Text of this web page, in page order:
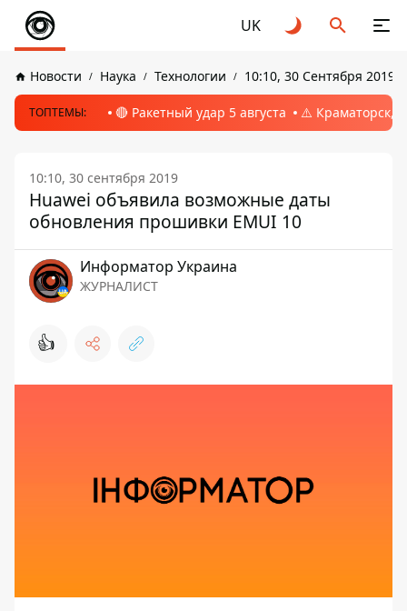
UK
Новости Наука Технологии 10:10, 30 Сентября 2019
ТОПТЕМЫ: 🔴 Ракетный удар 5 августа ⚠️ Краматорск,
10:10, 30 сентября 2019
Huawei объявила возможные даты
обновления прошивки EMUI 10
Информатор Украина
ЖУРНАЛИСТ
👍